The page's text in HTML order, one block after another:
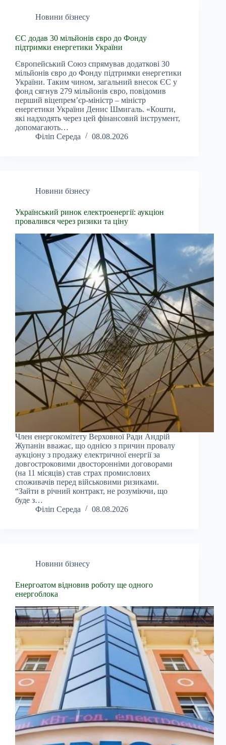
Новини бізнесу
ЄС додав 30 мільйонів євро до Фонду
підтримки енергетики України
Європейський Союз спрямував додаткові 30
мільйонів євро до Фонду підтримки енергетики
України. Таким чином, загальний внесок ЄС у
фонд сягнув 279 мільйонів євро, повідомив
перший віцепрем’єр-міністр – міністр
енергетики України Денис Шмигаль. «Кошти,
які надходять через цей фінансовий інструмент,
допомагають…
Філіп Середа
08.08.2026
Новини бізнесу
Український ринок електроенергії: аукціон
провалився через ризики та ціну
Член енергокомітету Верховної Ради Андрій
Жупанін вважає, що однією з причин провалу
аукціону з продажу електричної енергії за
довгостроковими двосторонніми договорами
(на 11 місяців) став страх промислових
споживачів перед військовими ризиками.
“Зайти в річний контракт, не розуміючи, що
буде з…
Філіп Середа
08.08.2026
Новини бізнесу
Енергоатом відновив роботу ще одного
енергоблока